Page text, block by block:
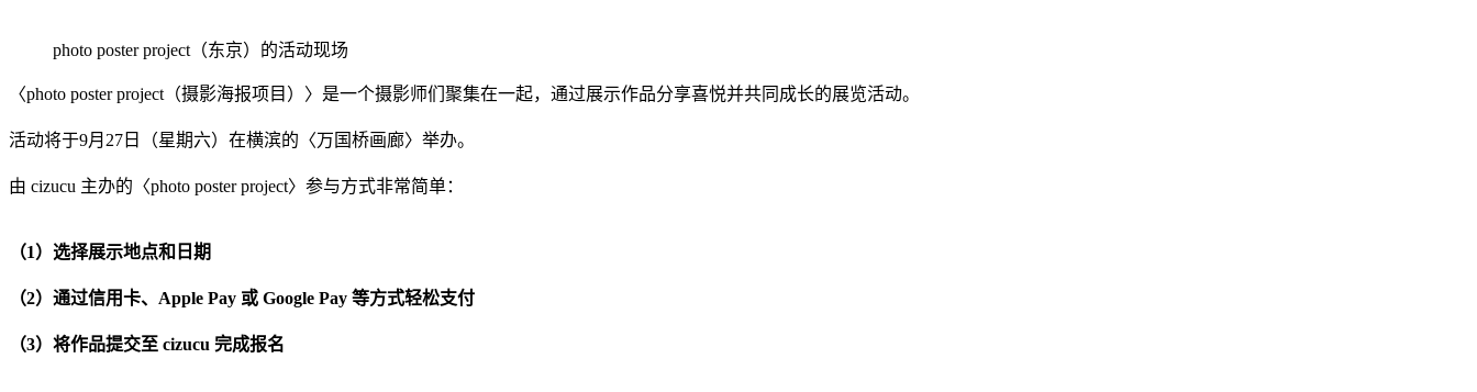
photo poster project（东京）的活动现场
〈photo poster project（摄影海报项目）〉是一个摄影师们聚集在一起，通过展示作品分享喜悦并共同成长的展览活动。
活动将于9月27日（星期六）在横滨的〈万国桥画廊〉举办。
由 cizucu 主办的〈photo poster project〉参与方式非常简单：
（1）选择展示地点和日期
（2）通过信用卡、Apple Pay 或 Google Pay 等方式轻松支付
（3）将作品提交至 cizucu 完成报名